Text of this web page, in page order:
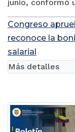
junio, conformó
Congreso
reconoce la
salarial
Más detalles